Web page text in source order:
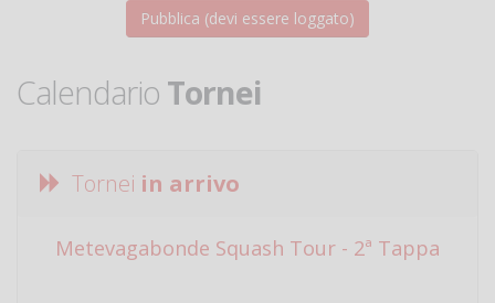
Calendario Tornei
Tornei in arrivo
Metevagabonde Squash Tour - 2ª Tappa